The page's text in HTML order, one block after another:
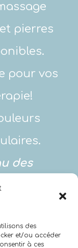
des
et/ou accéder
à ces
pierres
pour vos
des